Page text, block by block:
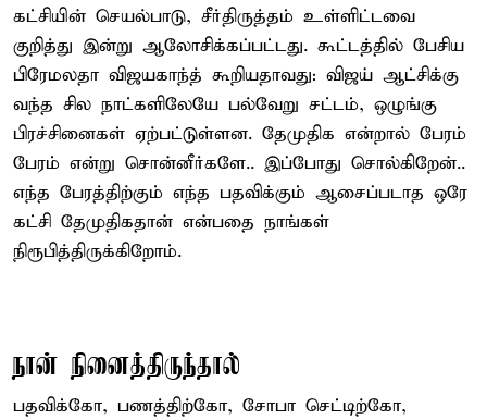
கட்சியின் செயல்பாடு, சீர்திருத்தம் உள்ளிட்டவை
குறித்து இன்று ஆலோசிக்கப்பட்டது. கூட்டத்தில் பேசிய
பிரேமலதா விஜயகாந்த் கூறியதாவது: விஜய் ஆட்சிக்கு
வந்த சில நாட்களிலேயே பல்வேறு சட்டம், ஒழுங்கு
பிரச்சினைகள் ஏற்பட்டுள்ளன. தேமுதிக என்றால் பேரம்
பேரம் என்று சொன்னீர்களே.. இப்போது சொல்கிறேன்..
எந்த பேரத்திற்கும் எந்த பதவிக்கும் ஆசைப்படாத ஒரே
கட்சி தேமுதிகதான் என்பதை நாங்கள்
நிரூபித்திருக்கிறோம்.
நான் நினைத்திருந்தால்
பதவிக்கோ, பணத்திற்கோ, சோபா செட்டிற்கோ,